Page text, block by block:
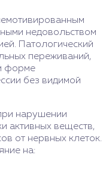
недовольством
Патологический
переживаний,
форме
без видимой
нарушении
активных веществ,
от нервных клеток.
на: